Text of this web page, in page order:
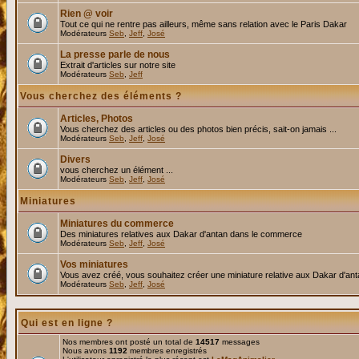
Rien @ voir
Tout ce qui ne rentre pas ailleurs, même sans relation avec le Paris Dakar
Modérateurs Seb Jeff José
La presse parle de nous
Extrait d'articles sur notre site
Modérateurs Seb Jeff
Vous cherchez des éléments ?
Articles, Photos
Vous cherchez des articles ou des photos bien précis, sait-on jamais ...
Modérateurs Seb Jeff José
Divers
vous cherchez un élément ...
Modérateurs Seb Jeff José
Miniatures
Miniatures du commerce
Des miniatures relatives aux Dakar d'antan dans le commerce
Modérateurs Seb Jeff José
Vos miniatures
Vous avez créé, vous souhaitez créer une miniature relative aux Dakar
Modérateurs Seb Jeff José
Qui est en ligne ?
Nos membres ont posté un total de 14517 messages
Nous avons 1192 membres enregistrés